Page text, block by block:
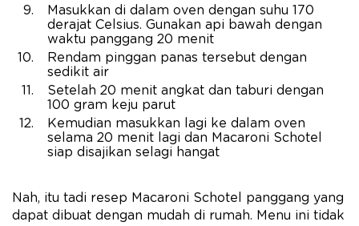
Masukkan di dalam oven dengan suhu 170
derajat Celsius. Gunakan api bawah dengan
waktu panggang 20 menit
Rendam pinggan panas tersebut dengan
sedikit air
Setelah 20 menit angkat dan taburi dengan
100 gram keju parut
Kemudian masukkan lagi ke dalam oven
selama 20 menit lagi dan Macaroni Schotel
siap disajikan selagi hangat
Nah, itu tadi resep Macaroni Schotel panggang yang
dapat dibuat dengan mudah di rumah. Menu ini tidak